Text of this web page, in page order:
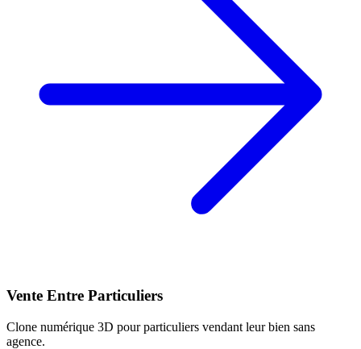
Vente Entre Particuliers
Clone numérique 3D pour particuliers vendant leur bien sans
agence.